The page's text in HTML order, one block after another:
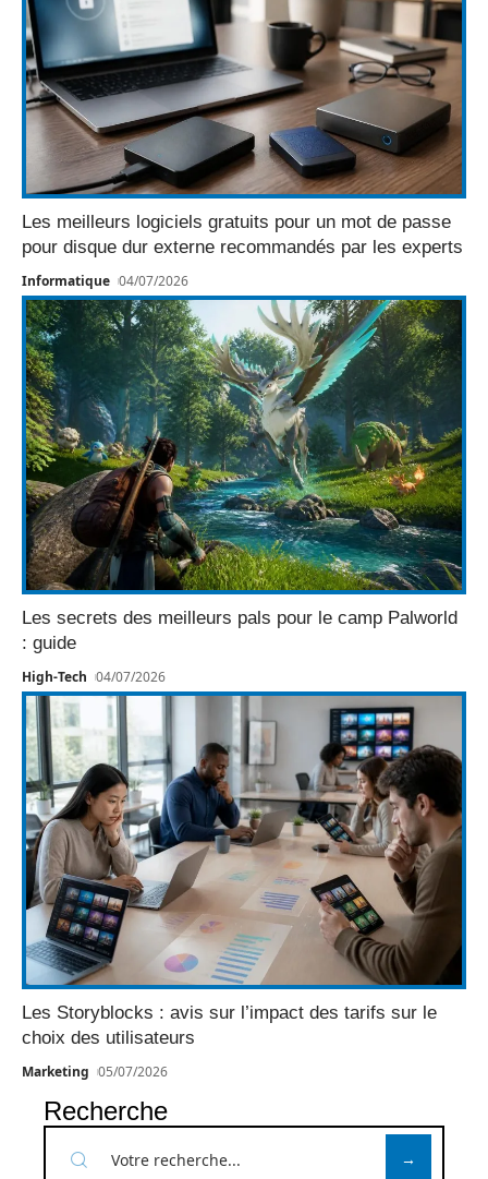
Les meilleurs logiciels gratuits pour un mot de passe
pour disque dur externe recommandés par les experts
Informatique 04/07/2026
Les secrets des meilleurs pals pour le camp Palworld
: guide
High-Tech 04/07/2026
Les Storyblocks : avis sur l’impact des tarifs sur le
choix des utilisateurs
Marketing 05/07/2026
Recherche